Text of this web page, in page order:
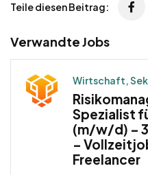
Teile diesen Beitrag:
Verwandte Jobs
Wirtschaft,
Spezialist
(m/w/d) –
–
Freelancer